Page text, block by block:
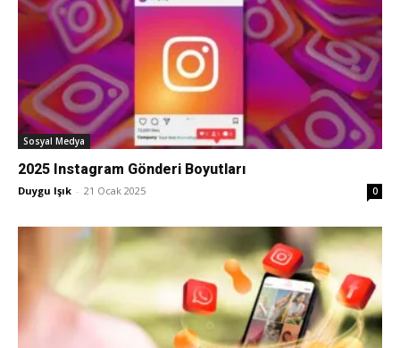
Sosyal Medya
2025 Instagram Gönderi Boyutları
Duygu Işık - 21 Ocak 2025 0